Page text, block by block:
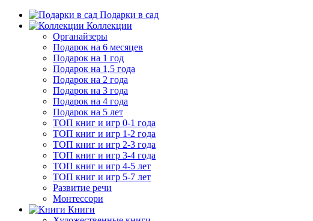
Подарки в сад
Коллекции
Органайзеры
Подарок на 6 месяцев
Подарок на 1 год
Подарок на 1,5 года
Подарок на 2 года
Подарок на 3 года
Подарок на 4 года
Подарок на 5 лет
ТОП книг и игр 0-1 года
ТОП книг и игр 1-2 года
ТОП книг и игр 2-3 года
ТОП книг и игр 3-4 года
ТОП книг и игр 4-5 лет
ТОП книг и игр 5-7 лет
Развитие речи
Монтессори
Книги